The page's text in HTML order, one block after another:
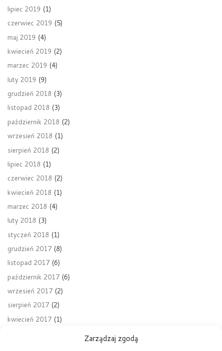
Zarządzaj zgodą
lipiec 2019 (1)
czerwiec 2019 (5)
maj 2019 (4)
kwiecień 2019 (2)
marzec 2019 (4)
luty 2019 (9)
grudzień 2018 (3)
listopad 2018 (3)
październik 2018 (2)
wrzesień 2018 (1)
sierpień 2018 (2)
lipiec 2018 (1)
czerwiec 2018 (2)
kwiecień 2018 (1)
marzec 2018 (4)
luty 2018 (3)
styczeń 2018 (1)
grudzień 2017 (8)
listopad 2017 (6)
październik 2017 (6)
wrzesień 2017 (2)
sierpień 2017 (2)
kwiecień 2017 (1)